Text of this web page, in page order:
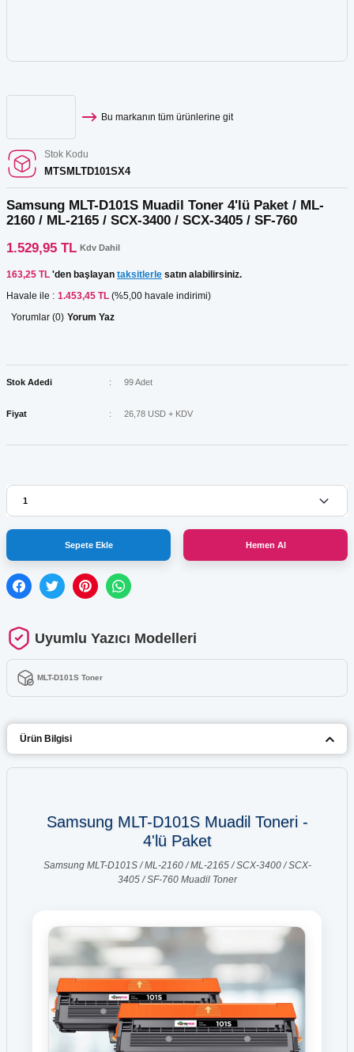
Bu markanın tüm ürünlerine git
Stok Kodu
MTSMLTD101SX4
Samsung MLT-D101S Muadil Toner 4'lü Paket / ML-
2160 / ML-2165 / SCX-3400 / SCX-3405 / SF-760
1.529,95 TL Kdv Dahil
163,25 TL 'den başlayan taksitlerle satın alabilirsiniz.
Havale ile : 1.453,45 TL (%5,00 havale indirimi)
Yorumlar (0) Yorum Yaz
Stok Adedi 99 Adet
Fiyat 26,78 USD + KDV
Sepete Ekle Hemen Al
Uyumlu Yazıcı Modelleri
MLT-D101S Toner
Ürün Bilgisi
Samsung MLT-D101S Muadil Toneri -
4'lü Paket
Samsung MLT-D101S / ML-2160 / ML-2165 / SCX-3400 / SCX-
3405 / SF-760 Muadil Toner